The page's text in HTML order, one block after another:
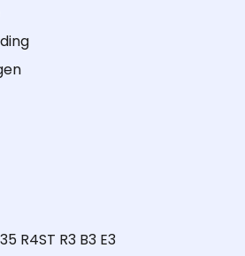
R4ST R3 B3 E3